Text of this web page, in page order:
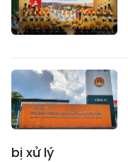
bị xử lý